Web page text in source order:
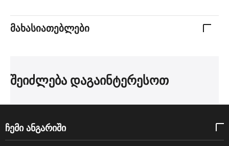
მახასიათებლები
შეიძლება დაგაინტერესოთ
ჩემი ანგარიში